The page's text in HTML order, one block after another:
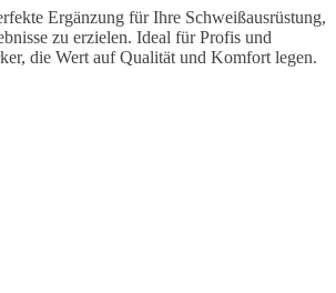
Ergänzung für Ihre Schweißausrüstung,
zu erzielen. Ideal für Profis und
die Wert auf Qualität und Komfort legen.